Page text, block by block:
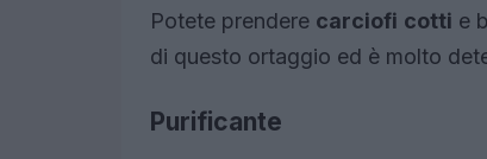
Potete prendere carciofi cotti e
di questo ortaggio ed è molto
Purificante